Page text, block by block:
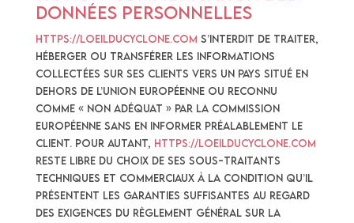
données personnelles
https://loeilducyclone.com s’interdit de traiter,
héberger ou transférer les Informations
collectées sur ses Clients vers un pays situé en
dehors de l’Union européenne ou reconnu
comme « non adéquat » par la Commission
européenne sans en informer préalablement le
client. Pour autant, https://loeilducyclone.com
reste libre du choix de ses sous-traitants
techniques et commerciaux à la condition qu’il
présentent les garanties suffisantes au regard
des exigences du Règlement Général sur la